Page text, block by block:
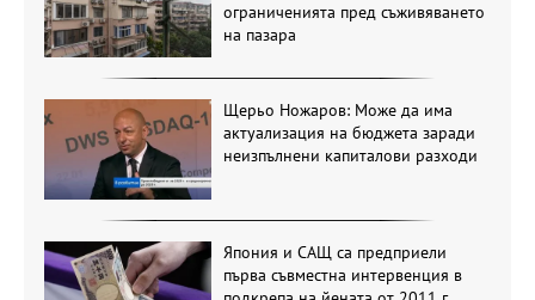
ограниченията пред съживяването
на пазара
Щерьо Ножаров: Може да има
актуализация на бюджета заради
неизпълнени капиталови разходи
Япония и САЩ са предприели
първа съвместна интервенция в